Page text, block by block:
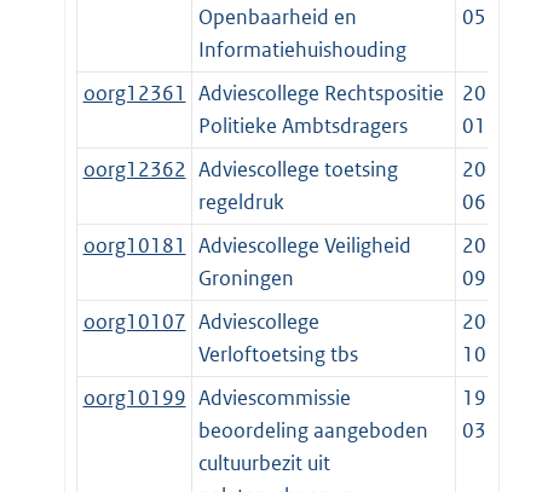
Openbaarheid en
Informatiehuishouding
05-01
oorg12361
Adviescollege Rechtspositie
Politieke Ambtsdragers
2022-
01-01
oorg12362 Adviescollege toetsing
regeldruk
2017-
06-01
oorg10181
Adviescollege Veiligheid
Groningen
2019-
09-15
oorg10107 Adviescollege
Verloftoetsing tbs
2007-
10-01
oorg10199 Adviescommissie
beoordeling aangeboden
cultuurbezit uit
1998-
03-11